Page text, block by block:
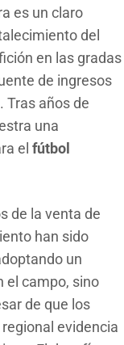
es un claro
del
en las gradas
de ingresos
años de
una
el fútbol
de la venta de
han sido
un
el campo, sino
de que los
evidencia